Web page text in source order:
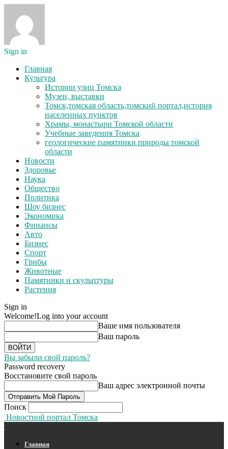
Sign in
Главная
Культура
Истории улиц Томска
Музеи, выставки
Томск,томская область,томский портал,история
населенных пунктов
Храмы, монастыри Томской области
Учебные заведения Томска
геологические памятники природы томской
области
Новости
Здоровье
Наука
Общество
Политика
Шоу бизнес
Экономика
Финансы
Авто
Бизнес
Спорт
Грибы
Животные
Памятники и скульптуры
Растения
Sign in
Welcome!Log into your account
Ваше имя пользователя
Ваш пароль
Вы забыли свой пароль?
Password recovery
Восстановите свой пароль
Ваш адрес электронной почты
Поиск
Новостной портал Томска
Главная